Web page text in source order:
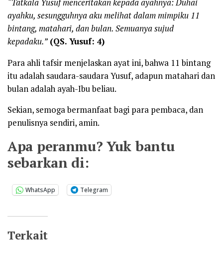
“Tatkala Yusuf menceritakan kepada ayahnya:Duhai
ayahku, sesungguhnya aku melihat dalam mimpiku 11
bintang, matahari, dan bulan. Semuanya sujud
kepadaku.” (QS. Yusuf: 4)
Para ahli tafsir menjelaskan ayat ini, bahwa 11 bintang
itu adalah saudara-saudara Yusuf, adapun matahari dan
bulan adalah ayah-Ibu beliau.
Sekian, semoga bermanfaat bagi para pembaca, dan
penulisnya sendiri, amin.
Apa peranmu? Yuk bantu
sebarkan di:
WhatsApp Telegram
Terkait